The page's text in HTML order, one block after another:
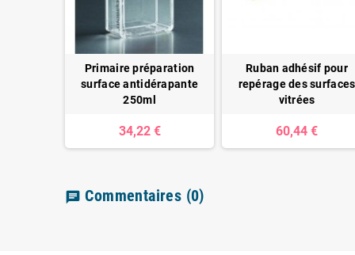
Primaire préparation
surface antidérapante
250ml
34,22 €
Ruban adhésif pour
repérage des surfaces
vitrées
60,44 €
chat Commentaires (0)